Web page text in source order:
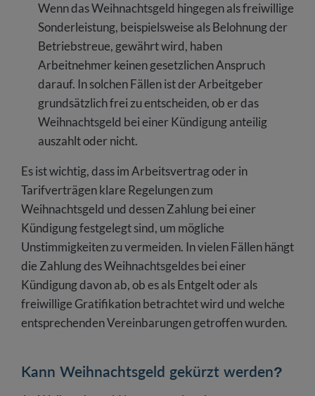
Wenn das Weihnachtsgeld hingegen als freiwillige
Sonderleistung, beispielsweise als Belohnung der
Betriebstreue, gewährt wird, haben
Arbeitnehmer keinen gesetzlichen Anspruch
darauf. In solchen Fällen ist der Arbeitgeber
grundsätzlich frei zu entscheiden, ob er das
Weihnachtsgeld bei einer Kündigung anteilig
auszahlt oder nicht.
Es ist wichtig, dass im Arbeitsvertrag oder in
Tarifverträgen klare Regelungen zum
Weihnachtsgeld und dessen Zahlung bei einer
Kündigung festgelegt sind, um mögliche
Unstimmigkeiten zu vermeiden. In vielen Fällen hängt
die Zahlung des Weihnachtsgeldes bei einer
Kündigung davon ab, ob es als Entgelt oder als
freiwillige Gratifikation betrachtet wird und welche
entsprechenden Vereinbarungen getroffen wurden.
Kann Weihnachtsgeld gekürzt werden?